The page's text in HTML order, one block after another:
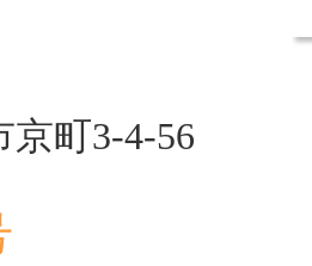
町3-4-56